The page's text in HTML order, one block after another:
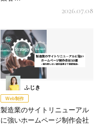
2026.07.08
ふじき
Web制作
製造業のサイトリニューアル
に強いホームページ制作会社